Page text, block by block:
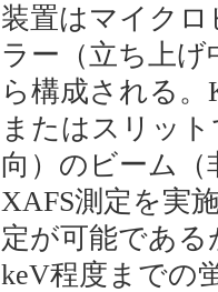
装置はマイクロ
ラー（立ち上
ら構成される
またはスリッ
向）のビーム
XAFS測定を実
定が可能である
keV程度までの